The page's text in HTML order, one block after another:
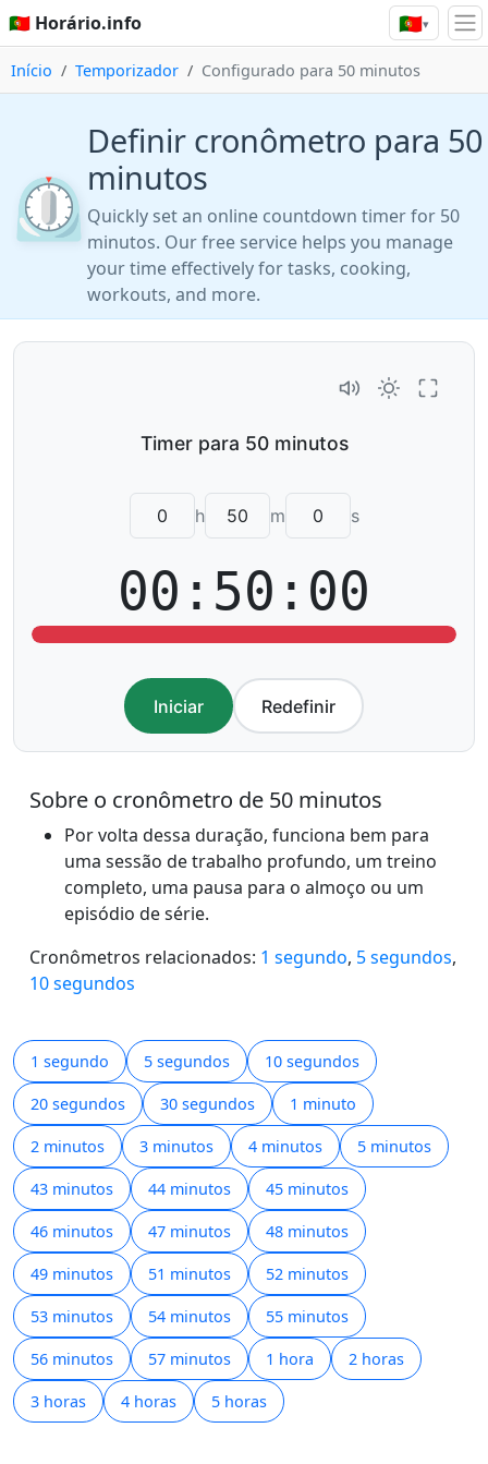
🇵🇹 Horário.info 🇵🇹▾
Início Temporizador Configurado para 50 minutos
⏲️
Definir cronômetro para 50
minutos
Quickly set an online countdown timer for 50
minutos. Our free service helps you manage
your time effectively for tasks, cooking,
workouts, and more.
h m s
00:50:00
Iniciar Redefinir
Sobre o cronômetro de 50 minutos
Por volta dessa duração, funciona bem para
uma sessão de trabalho profundo, um treino
completo, uma pausa para o almoço ou um
episódio de série.
Cronômetros relacionados: 1 segundo, 5 segundos,
10 segundos
1 segundo 5 segundos 10 segundos
20 segundos 30 segundos 1 minuto
2 minutos 3 minutos 4 minutos 5 minutos
43 minutos 44 minutos 45 minutos
46 minutos 47 minutos 48 minutos
49 minutos 51 minutos 52 minutos
53 minutos 54 minutos 55 minutos
56 minutos 57 minutos 1 hora 2 horas
3 horas 4 horas 5 horas